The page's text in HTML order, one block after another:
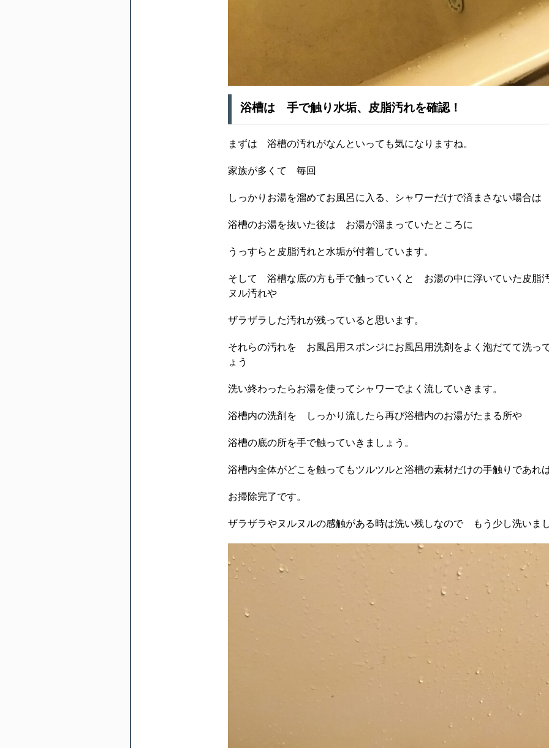
浴槽は 手で触り水垢、皮脂汚れを確認！
まずは 浴槽の汚れがなんといっても気になりますね。
家族が多くて 毎回
しっかりお湯を溜めてお風呂に入る、シャワーだけで済まさない場合
浴槽のお湯を抜いた後は お湯が溜まっていたところに
うっすらと皮脂汚れと水垢が付着しています。
そして 浴槽な底の方も手で触っていくと お湯の中に浮いていた皮脂
ヌル汚れや
ザラザラした汚れが残っていると思います。
それらの汚れを お風呂用スポンジにお風呂用洗剤をよく泡だてて洗っ
ょう
洗い終わったらお湯を使ってシャワーでよく流していきます。
浴槽内の洗剤を しっかり流したら再び浴槽内のお湯がたまる所や
浴槽の底の所を手で触っていきましょう。
浴槽内全体がどこを触ってもツルツルと浴槽の素材だけの手触りであれ
お掃除完了です。
ザラザラやヌルヌルの感触がある時は洗い残しなので もう少し洗いま